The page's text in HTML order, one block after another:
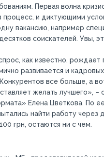
Первая волна
процесс, и диктующими
вакансию, например
соискателей. Увы,
как известно,
развивается и
все больше, а
желать лучшего», –
Елена Цветкова. По
найти работу через
грн, остаются ни с чем.